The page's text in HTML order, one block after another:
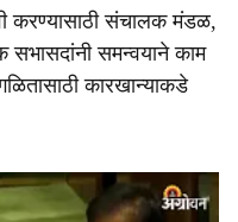
करण्यासाठी संचालक मंडळ,
सभासदांनी समन्वयाने काम
कारखान्याकडे